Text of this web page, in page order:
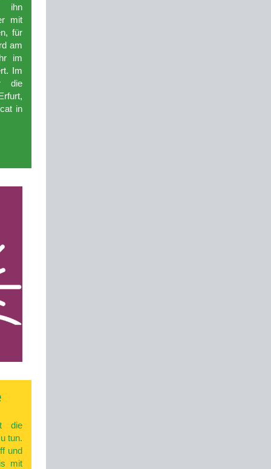
ihn
mit
für
am
im
Im
die
in
die
tun.
und
mit